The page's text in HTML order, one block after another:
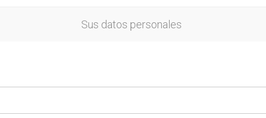
Sus datos personales